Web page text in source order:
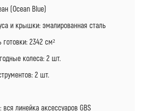
(Ocean Blue)
и крышки: эмалированная сталь
2342 см²
колеса: 2 шт.
2 шт.
линейка аксессуаров GBS